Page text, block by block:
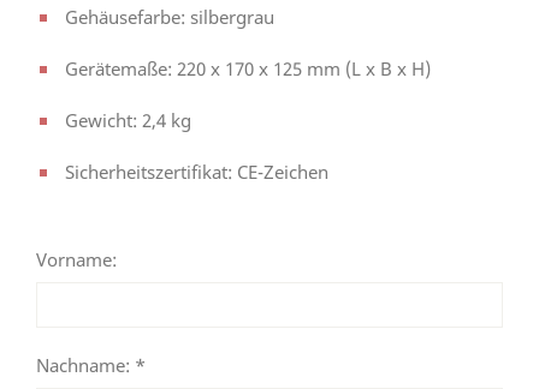
Gehäusefarbe: silbergrau
Gerätemaße: 220 x 170 x 125 mm (L x B x H)
Gewicht: 2,4 kg
Sicherheitszertifikat: CE-Zeichen
Vorname:
Nachname: *